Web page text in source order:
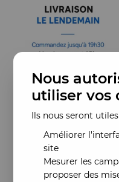
Nous
utiliser vos
Ils nous seront
Améliorer
site
Mesurer les
proposer des